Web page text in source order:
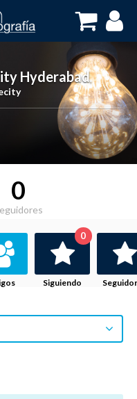
Hyderabad,
0
Siguiendo
0